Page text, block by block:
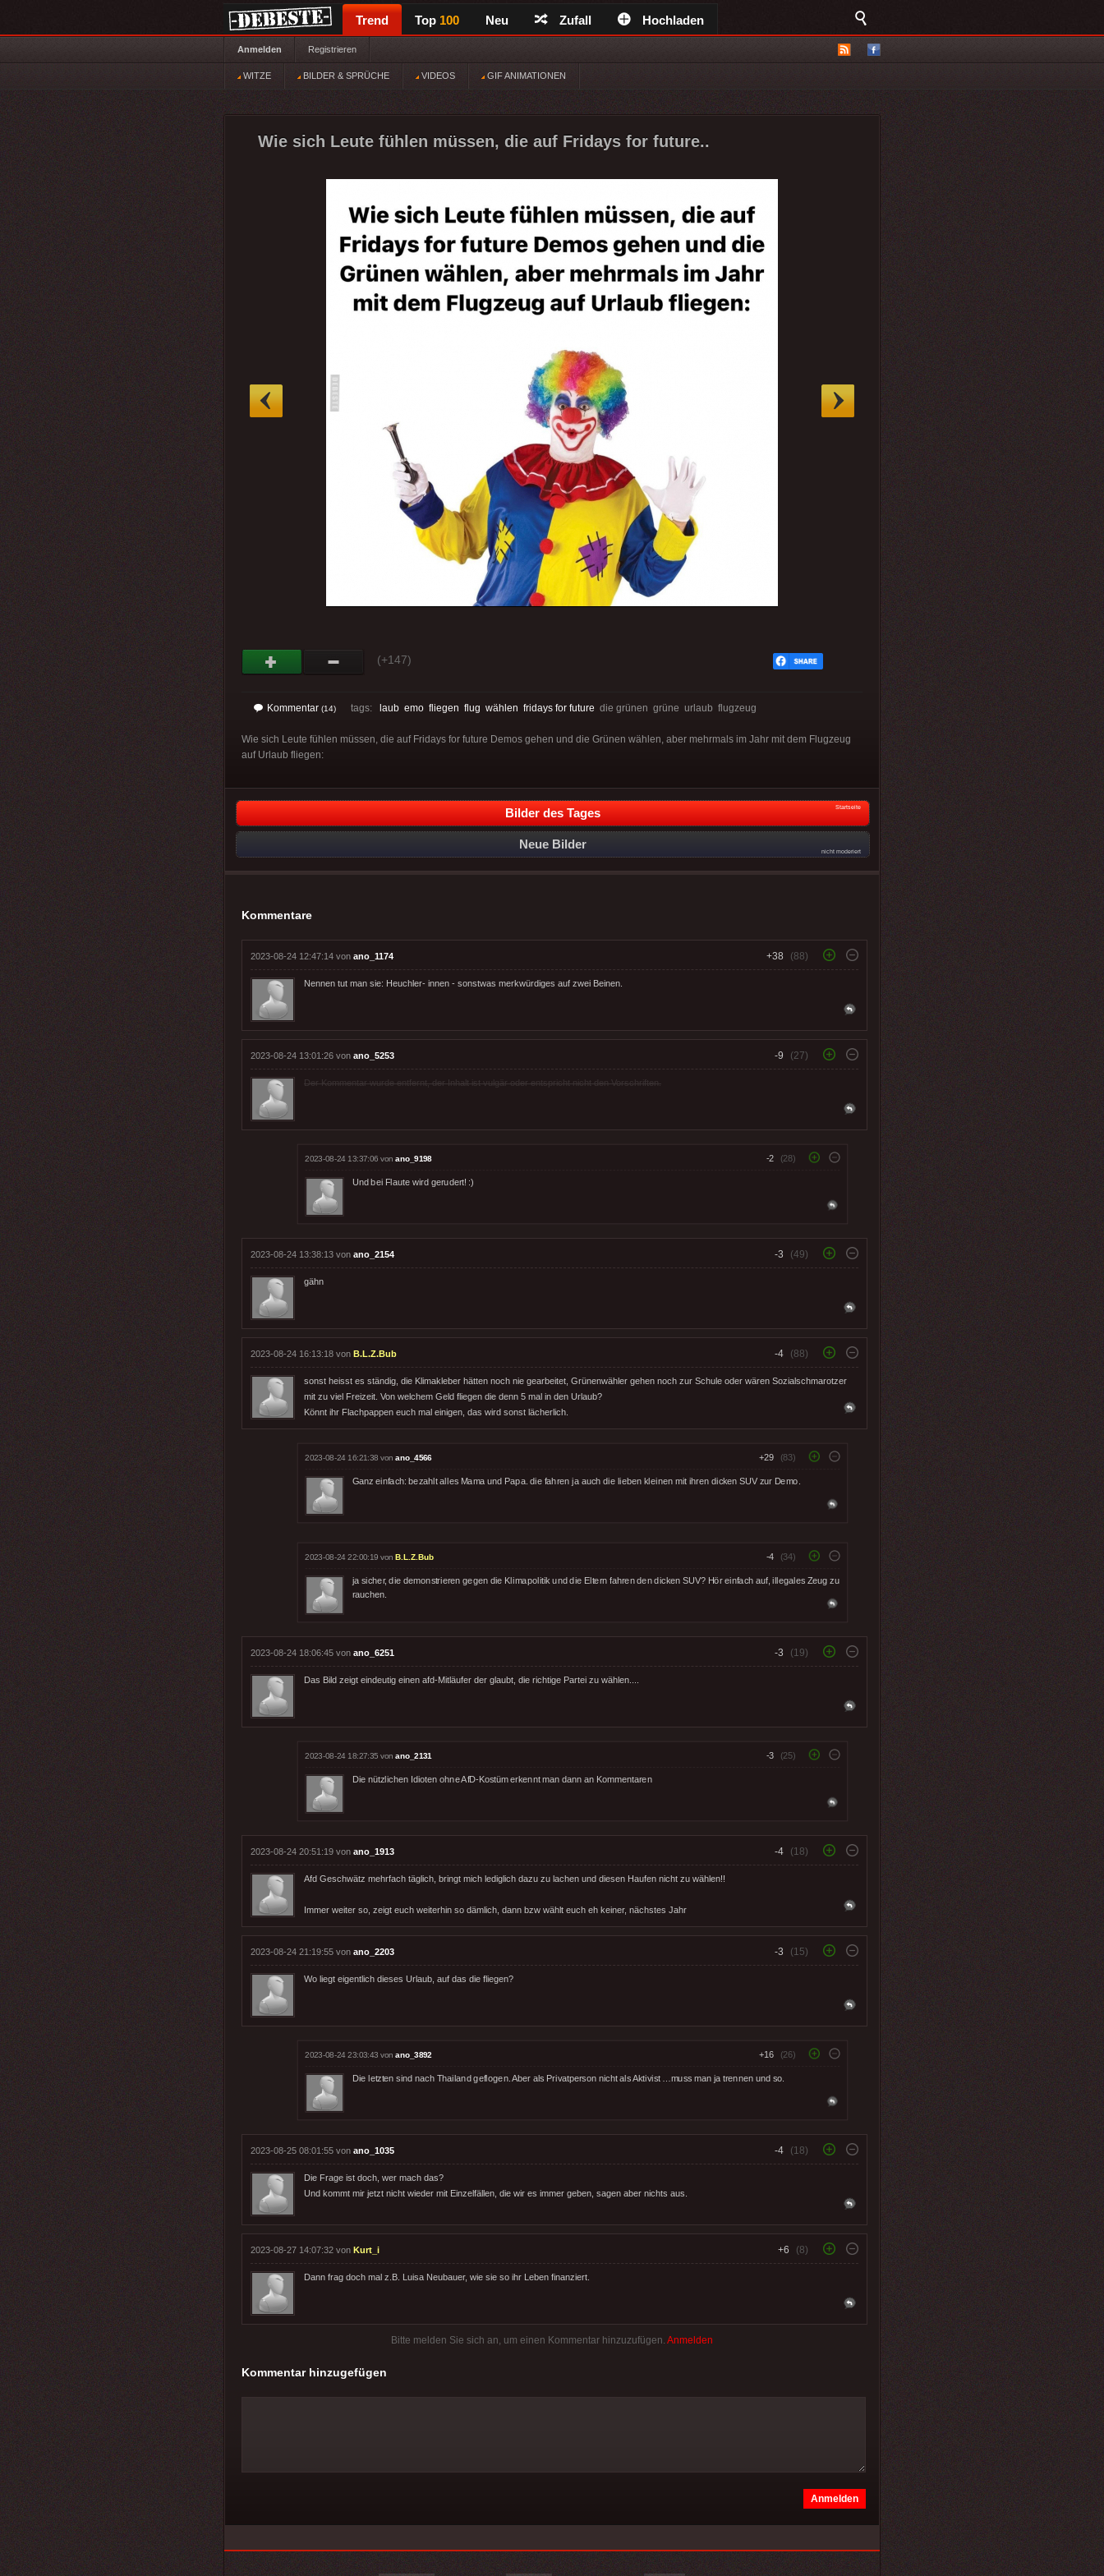
Trend Top 100 Neu Zufall Hochladen
Anmelden Registrieren
WITZE BILDER & SPRÜCHE VIDEOS GIF ANIMATIONEN
Wie sich Leute fühlen müssen, die auf Fridays for future..
(+147)
Kommentar (14) tags: laub emo fliegen flug wählen fridays for future die grünen grüne urlaub flugzeug
Wie sich Leute fühlen müssen, die auf Fridays for future Demos gehen und die Grünen wählen, aber mehrmals im Jahr mit dem Flugzeug
auf Urlaub fliegen:
Bilder des Tages Startseite
Neue Bilder
nicht moderiert
Kommentare
2023-08-24 12:47:14 von ano_1174 +38 (88)
Nennen tut man sie: Heuchler- innen - sonstwas merkwürdiges auf zwei Beinen.
2023-08-24 13:01:26 von ano_5253 -9 (27)
Der Kommentar wurde entfernt, der Inhalt ist vulgär oder entspricht nicht den Vorschriften.
2023-08-24 13:37:06 vonano_9198 -2 (28)
Und bei Flaute wird gerudert! :)
2023-08-24 13:38:13 von ano_2154 -3 (49)
gähn
2023-08-24 16:13:18 von B.L.Z.Bub -4 (88)
sonst heisst es ständig, die Klimakleber hätten noch nie gearbeitet, Grünenwähler gehen noch zur Schule oder wären Sozialschmarotzer
mit zu viel Freizeit. Von welchem Geld fliegen die denn 5 mal in den Urlaub?
Könnt ihr Flachpappen euch mal einigen, das wird sonst lächerlich.
2023-08-24 16:21:38 vonano_4566 +29 (83)
Ganz einfach: bezahlt alles Mama und Papa. die fahren ja auch die lieben kleinen mit ihren dicken SUV zur Demo.
2023-08-24 22:00:19 vonB.L.Z.Bub -4 (34)
ja sicher, die demonstrieren gegen die Klimapolitik und die Eltern fahren den dicken SUV? Hör einfach auf, illegales Zeug zu
rauchen.
2023-08-24 18:06:45 von ano_6251 -3 (19)
Das Bild zeigt eindeutig einen afd-Mitläufer der glaubt, die richtige Partei zu wählen....
2023-08-24 18:27:35 vonano_2131 -3 (25)
Die nützlichen Idioten ohne AfD-Kostüm erkennt man dann an Kommentaren
2023-08-24 20:51:19 von ano_1913 -4 (18)
Afd Geschwätz mehrfach täglich, bringt mich lediglich dazu zu lachen und diesen Haufen nicht zu wählen!!
Immer weiter so, zeigt euch weiterhin so dämlich, dann bzw wählt euch eh keiner, nächstes Jahr
2023-08-24 21:19:55 von ano_2203 -3 (15)
Wo liegt eigentlich dieses Urlaub, auf das die fliegen?
2023-08-24 23:03:43 vonano_3892 +16 (26)
Die letzten sind nach Thailand geflogen. Aber als Privatperson nicht als Aktivist …muss man ja trennen und so.
2023-08-25 08:01:55 von ano_1035 -4 (18)
Die Frage ist doch, wer mach das?
Und kommt mir jetzt nicht wieder mit Einzelfällen, die wir es immer geben, sagen aber nichts aus.
2023-08-27 14:07:32 von Kurt_i +6 (8)
Dann frag doch mal z.B. Luisa Neubauer, wie sie so ihr Leben finanziert.
Bitte melden Sie sich an, um einen Kommentar hinzuzufügen. Anmelden
Kommentar hinzugefügen